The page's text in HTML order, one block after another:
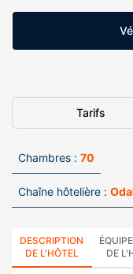
Tarifs
Chambres : 70
Chaîne hôtelière :
DESCRIPTION
DE L'HÔTEL
DE